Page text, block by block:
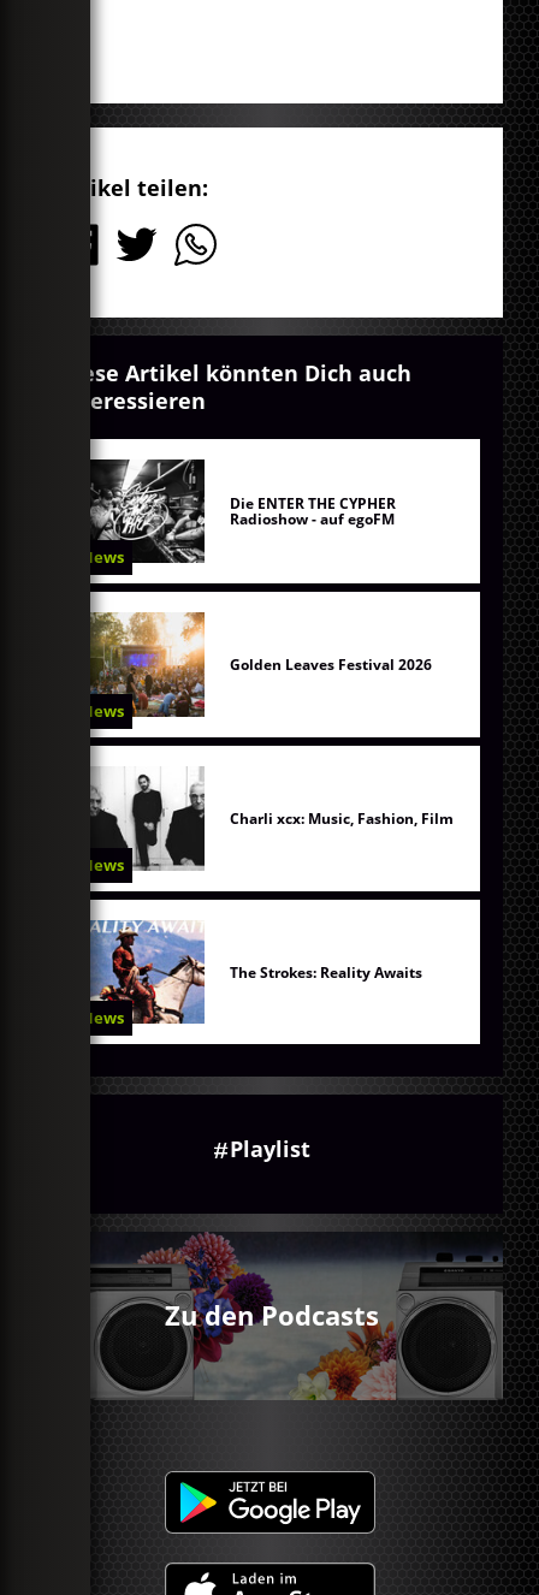
Artikel teilen:
Diese Artikel könnten Dich auch
interessieren
News
Die ENTER THE CYPHER
Radioshow - auf egoFM
News
Golden Leaves Festival 2026
News
Charli xcx: Music, Fashion, Film
News
The Strokes: Reality Awaits
Playlist
Zu den Podcasts